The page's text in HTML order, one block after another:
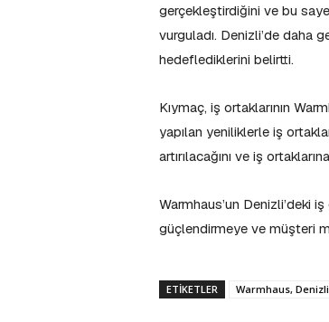
gerçekleştirdiğini ve bu
vurguladı. Denizli’de daha
hedeflediklerini belirtti.
Kıymaç, iş ortaklarının
yapılan yeniliklerle iş
artırılacağını ve iş
Warmhaus’un Denizli’deki
güçlendirmeye ve müşteri
ETIKETLER Warmhaus,